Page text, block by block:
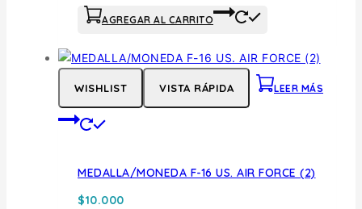
AGREGAR AL CARRITO
WISHLIST VISTA RÁPIDA LEER MÁS
MEDALLA/MONEDA F-16 US. AIR FORCE (2)
$10.000